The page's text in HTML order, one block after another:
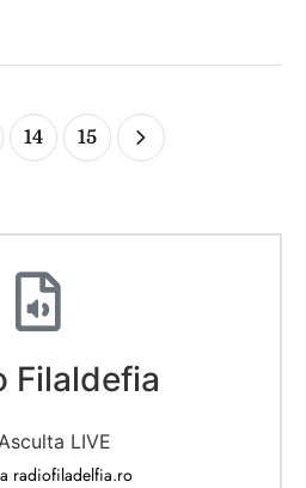
14 15
Filaldefia
Asculta LIVE
radiofiladelfia.ro